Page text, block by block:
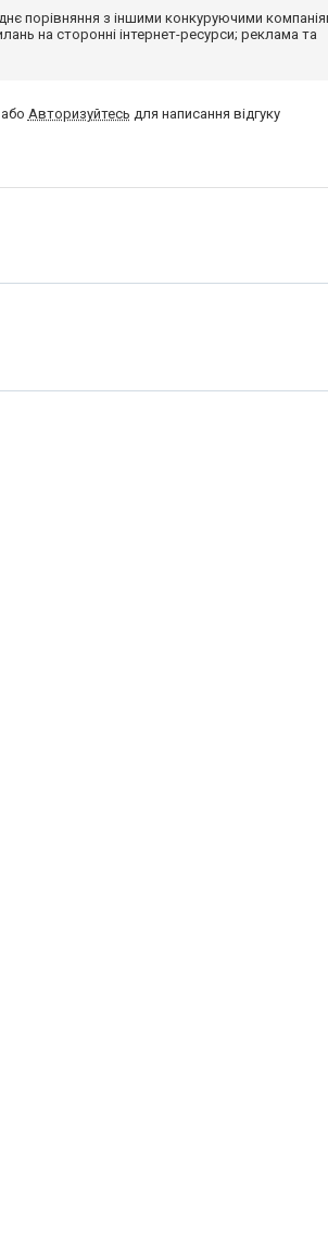
порівняння з іншими конкуруючими
на сторонні інтернет-ресурси; реклама та
або Авторизуйтесь для написання відгуку